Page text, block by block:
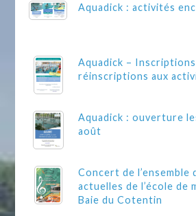
Aquadick : activités
Aquadick –
réinscriptions aux
Aquadick : ouverture
août
Concert de l’ensemble
actuelles de l’école de
Baie du Cotentin